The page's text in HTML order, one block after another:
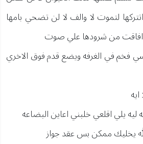
لتموت لا والف لا لن تضحي بامها
افاقت من شرودها علي صوت
فخم في الغرفه ويضع قدم فوق الاخري
ليه يلي اقلعي خلبني اعاين البضاعه
يخليك ممكن بس عقد جواز